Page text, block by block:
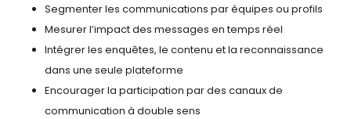
Segmenter les communications par équipes ou profils
Mesurer l’impact des messages en temps réel
Intégrer les enquêtes, le contenu et la reconnaissance
dans une seule plateforme
Encourager la participation par des canaux de
communication à double sens